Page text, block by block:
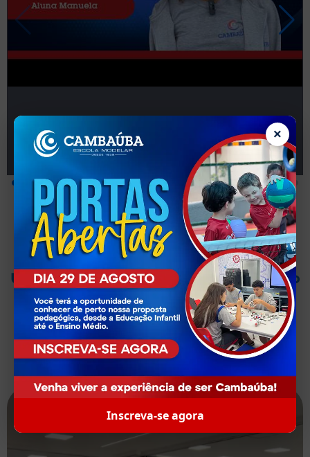
Nossos Espaços
Unidade Cambaúba - Fundamental ao
Ensino Médio
×
Inscreva-se agora